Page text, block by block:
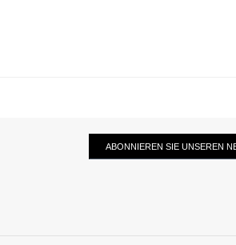
ABONNIEREN SIE UNSEREN